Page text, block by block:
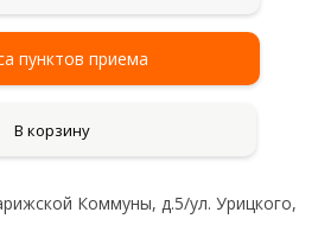
пунктов приема
В корзину
Коммуны, д.5/ул. Урицкого,